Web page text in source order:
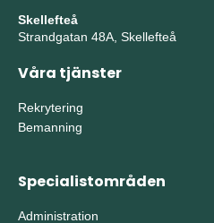
Skellefteå
Strandgatan 48A, Skellefteå
Våra tjänster
Rekrytering
Bemanning
Specialistområden
Administration